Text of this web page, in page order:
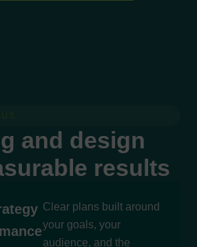
and design
results
Clear plans built around
your goals, your
audience, and the